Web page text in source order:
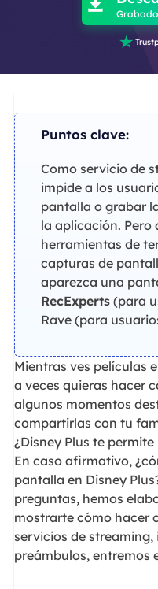


Puntos clave:
Como servicio de
impide a los
pantalla o grabar
la aplicación. Pero
herramientas de
capturas de
aparezca una
RecExperts(para
Rave (para
Mientras ves películas
a veces quieras hacer
algunos momentos
compartirlas con tu
¿Disney Plus te
En caso afirmativo,
pantalla en Disney
preguntas, hemos
mostrarte cómo hacer
servicios de streaming,
preámbulos, entremos